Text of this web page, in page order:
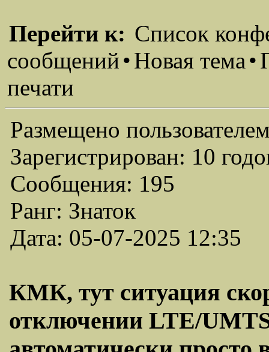
Перейти к: Список
сообщений•Новая тема•
печати
Размещено
Зарегистрирован: 10
Сообщения: 195
Ранг: Знаток
Дата: 05-07-2025 12:35
КМК, тут ситуация
отключении LTE/